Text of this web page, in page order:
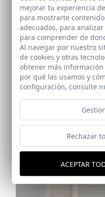
Ref: 9496_32
mejorar tu experiencia
para mostrarte
adecuados, para
para comprender de
Al navegar por nuestro
de cookies y otras
obtener más información
por qué las usamos y
configuración, consulte
Rechazar
ACEPTAR